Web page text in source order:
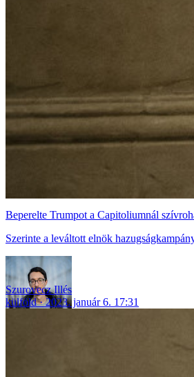
Beperelte Trumpot a Capitoliumnál
Szerinte a leváltott elnök
Szurovecz Illés
külföld
2023. január 6. 17:31